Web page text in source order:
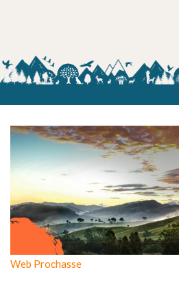
Web Prochasse